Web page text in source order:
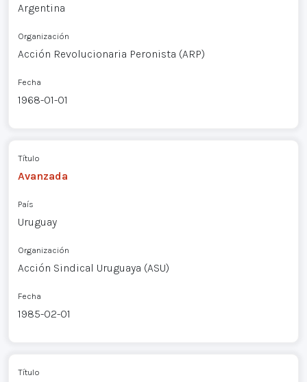
Argentina
Organización
Acción Revolucionaria Peronista (ARP)
Fecha
1968-01-01
Título
Avanzada
País
Uruguay
Organización
Acción Sindical Uruguaya (ASU)
Fecha
1985-02-01
Título